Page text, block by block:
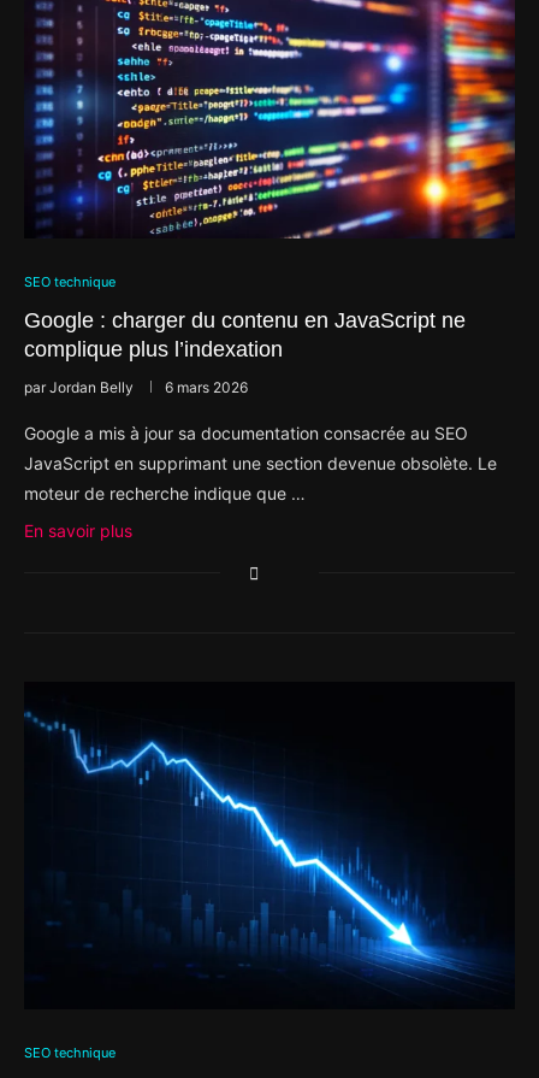
SEO technique
Google : charger du contenu en JavaScript ne
complique plus l’indexation
parJordan Belly 6 mars 2026
Google a mis à jour sa documentation consacrée au SEO
JavaScript en supprimant une section devenue obsolète. Le
moteur de recherche indique que …
En savoir plus
SEO technique